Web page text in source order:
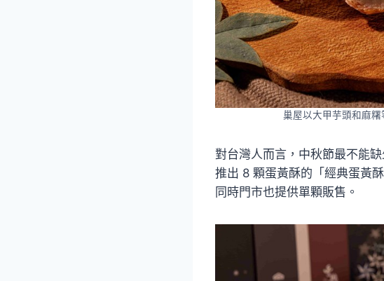
巢屋以大甲芋頭和麻
對台灣人而言，中秋節最不能
推出 8 顆蛋黃酥的「經典蛋黃
同時門市也提供單顆販售。